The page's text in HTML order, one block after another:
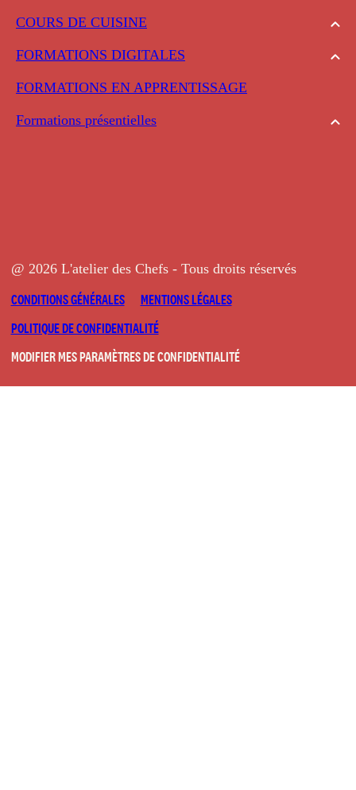
COURS DE CUISINE
FORMATIONS DIGITALES
FORMATIONS EN APPRENTISSAGE
Formations présentielles
@ 2026 L'atelier des Chefs - Tous droits réservés
CONDITIONS GÉNÉRALES
MENTIONS LÉGALES
POLITIQUE DE CONFIDENTIALITÉ
MODIFIER MES PARAMÈTRES DE CONFIDENTIALITÉ